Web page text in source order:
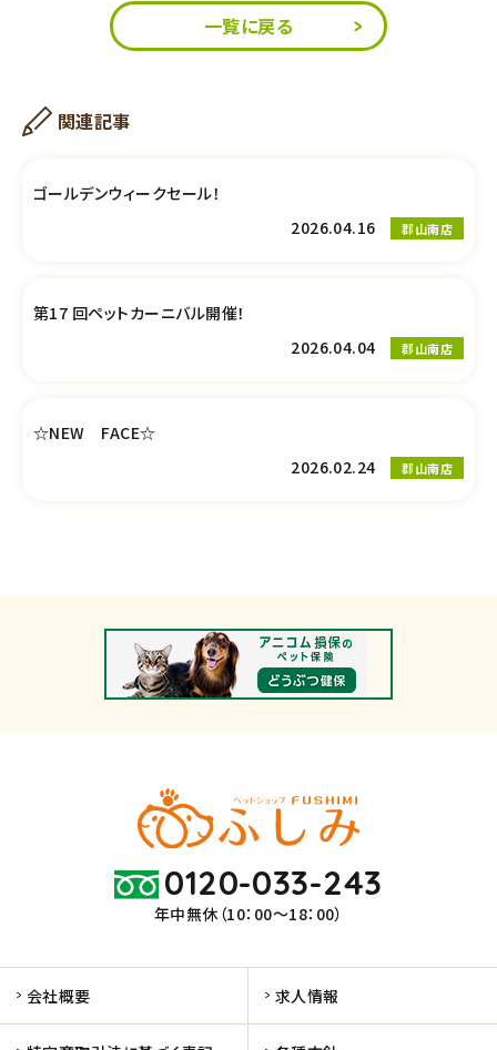
一覧に戻る
関連記事
ゴールデンウィークセール！
2026.04.16
郡山南店
第17 回ペットカーニバル開催！
2026.04.04
郡山南店
☆NEW FACE☆
2026.02.24
郡山南店
0120-033-243
年中無休（10：00～18：00）
会社概要 求人情報